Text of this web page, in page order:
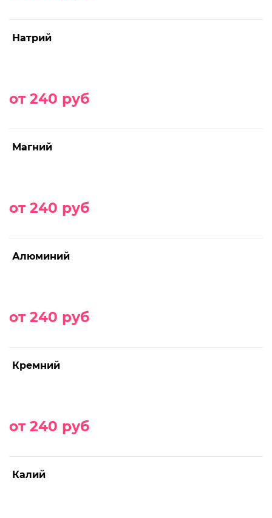
Натрий
от 240 руб
Магний
от 240 руб
Алюминий
от 240 руб
Кремний
от 240 руб
Калий